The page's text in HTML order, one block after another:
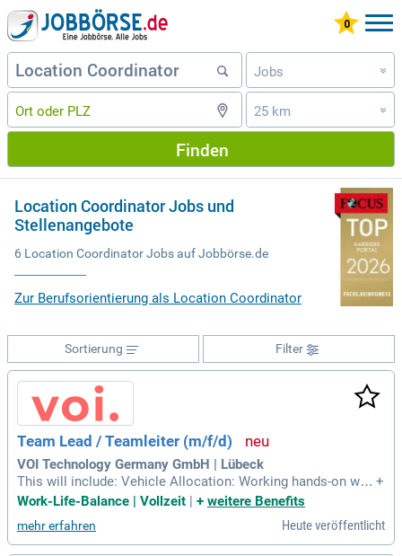
Jobs »
25 km »
Finden
Location Coordinator Jobs und
Stellenangebote
6 Location Coordinator Jobs auf Jobbörse.de
Zur Berufsorientierung als Location Coordinator
Filter
Sortierung
Team Lead / Teamleiter (m/f/d)
VOI Technology Germany GmbH | Lübeck
This will include: Vehicle Allocation: Working hands-on with
collecting and deploying our scooters around the city to ma
rating with the team on receiving, packing and deploying ne
w vehicles;
+
Work-Life-Balance | Vollzeit
+ weitere Benefits
mehr erfahren Heute veröffentlicht